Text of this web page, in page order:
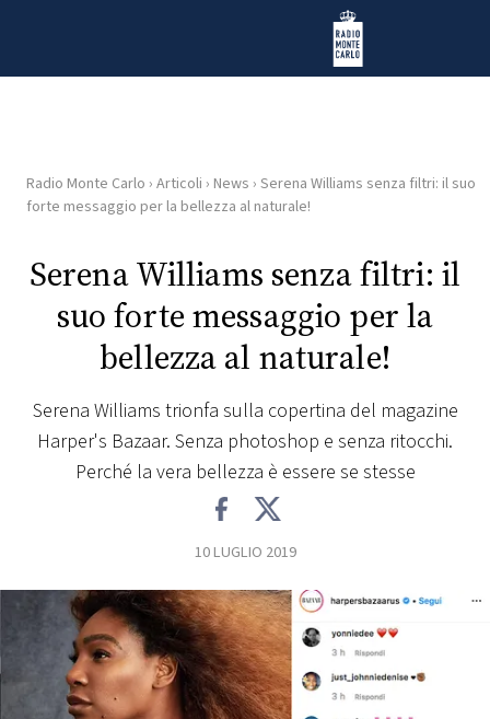
Radio Monte Carlo
HOME
RADIO
WEB
PLAYLIST
NEWS
CONCORSI
EVENTI
Radio Monte Carlo › Articoli › News › Serena Williams senza filtri: il suo
forte messaggio per la bellezza al naturale!
Serena Williams senza filtri: il
suo forte messaggio per la
bellezza al naturale!
Serena Williams trionfa sulla copertina del magazine
Harper's Bazaar. Senza photoshop e senza ritocchi.
Perché la vera bellezza è essere se stesse
10 LUGLIO 2019